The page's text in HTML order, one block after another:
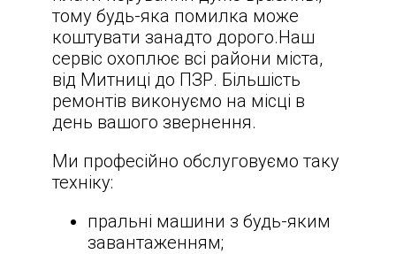
тому будь-яка помилка може
коштувати занадто дорого.Наш
сервіс охоплює всі райони міста,
від Митниці до ПЗР. Більшість
ремонтів виконуємо на місці в
день вашого звернення.
Ми професійно обслуговуємо таку
техніку:
пральні машини з будь-яким
завантаженням;